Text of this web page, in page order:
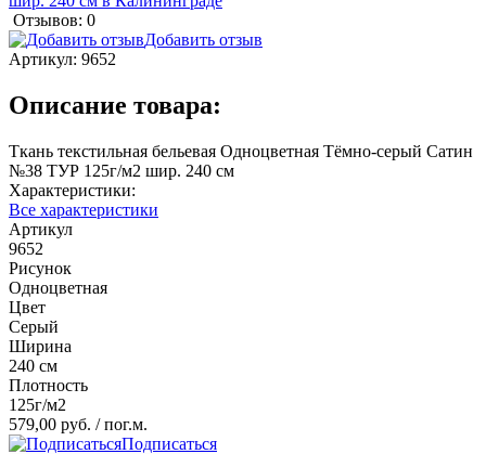
Отзывов: 0
Добавить отзыв
Артикул: 9652
Описание товара:
Ткань текстильная бельевая Одноцветная Тёмно-серый Сатин
№38 ТУР 125г/м2 шир. 240 см
Характеристики:
Все характеристики
Артикул
9652
Рисунок
Одноцветная
Цвет
Серый
Ширина
240 см
Плотность
125г/м2
579,00 руб. / пог.м.
Подписаться